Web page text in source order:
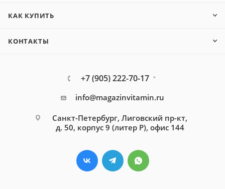
КАК КУПИТЬ
КОНТАКТЫ
+7 (905) 222-70-17
info@magazinvitamin.ru
Санкт-Петербург, Лиговский пр-кт,
д. 50, корпус 9 (литер Р), офис 144